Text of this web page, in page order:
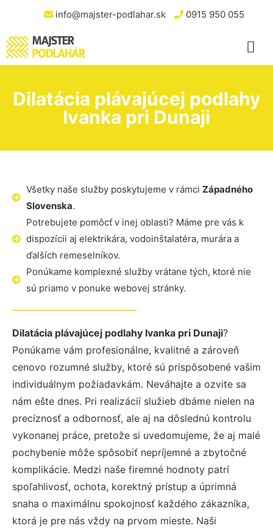
info@majster-podlahar.sk 0915 950 055
Dilatácia plávajúcej podlahy
Ivanka pri Dunaji
Všetky naše služby poskytujeme v rámci Západného
Slovenska.
Potrebujete pomôcť v inej oblasti? Máme pre vás k
dispozícii aj elektrikára, vodoinštalatéra, murára a
ďalších remeselníkov.
Ponúkame komplexné služby vrátane tých, ktoré nie
sú priamo v ponuke webovej stránky.
Dilatácia plávajúcej podlahy Ivanka pri Dunaji?
Ponúkame vám profesionálne, kvalitné a zároveň
cenovo rozumné služby, ktoré sú prispôsobené vašim
individuálnym požiadavkám. Neváhajte a ozvite sa
nám ešte dnes. Pri realizácií služieb dbáme nielen na
precíznosť a odbornosť, ale aj na dôslednú kontrolu
vykonanej práce, pretože si uvedomujeme, že aj malé
pochybenie môže spôsobiť nepríjemné a zbytočné
komplikácie. Medzi naše firemné hodnoty patrí
spoľahlivosť, ochota, korektný prístup a úprimná
snaha o maximálnu spokojnosť každého zákazníka,
ktorá je pre nás vždy na prvom mieste. Naši